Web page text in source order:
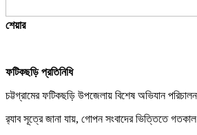
শেয়ার
ফটিকছড়ি প্রতিনিধি
চট্টগ্রামের ফটিকছড়ি উপজেলায় বিশেষ অভিযান
র‌্যাব সূত্রে জানা যায়, গোপন সংবাদের ভিত্তিতে